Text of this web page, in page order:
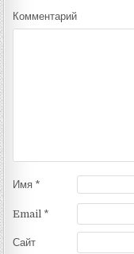
Комментарий
Имя *
Email *
Сайт